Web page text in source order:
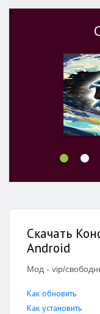
Скачать
Android
Мод - vip/
Как обновить
Как установить